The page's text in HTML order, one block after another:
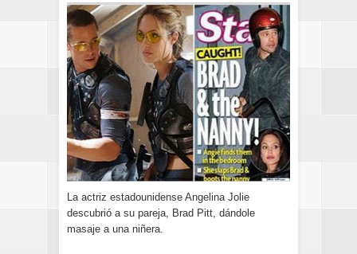
La actriz estadounidense Angelina Jolie
descubrió a su pareja, Brad Pitt, dándole
masaje a una niñera.